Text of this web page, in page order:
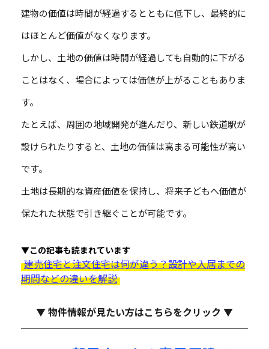
建物の価値は時間が経過するとともに低下し、最終的に
はほとんど価値がなくなります。
しかし、土地の価値は時間が経過しても自動的に下がる
ことはなく、場合によっては価値が上がることもありま
す。
たとえば、周囲の地域開発が進んだり、新しい鉄道駅が
設けられたりすると、土地の価値は高まる可能性が高い
です。
土地は長期的な資産価値を保持し、将来子どもへ価値が
保たれた状態で引き継ぐことが可能です。
▼この記事も読まれています
建売住宅と注文住宅は何が違う？設計や入居までの
期間などの違いを解説
▼ 物件情報が見たい方はこちらをクリック ▼